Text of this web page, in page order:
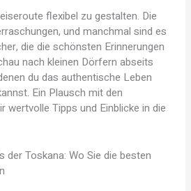
flexibel zu gestalten. Die
und manchmal sind es
die die schönsten Erinnerungen
nach kleinen Dörfern abseits
du das authentische Leben
Ein Plausch mit den
wertvolle Tipps und Einblicke in die
der Toskana: Wo Sie die besten